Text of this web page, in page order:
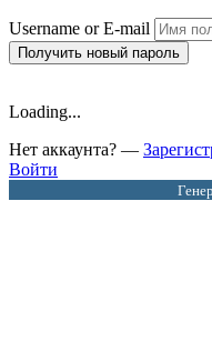
Username or E-mail
Получить новый пароль
Loading...
Нет аккаунта? —
Войти